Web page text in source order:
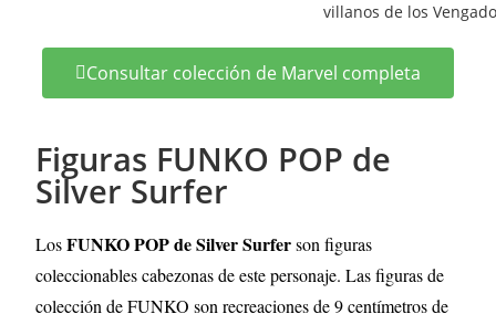
Consultar colección de Marvel completa
Figuras FUNKO POP de
Silver Surfer
LosFUNKO POP de Silver Surferson figuras
coleccionables cabezonas de este personaje. Las figuras de
colección de FUNKO son recreaciones de 9 centímetros de